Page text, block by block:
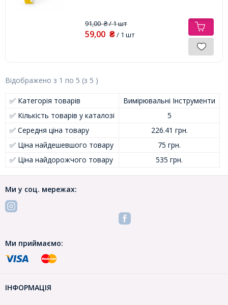
91,00₴/ 1 шт
59,00 ₴/ 1 шт
Відображено з 1 по 5 (з 5 )
✅ Категорія товарів
Вимірювальні Інструменти
✅ Кількість товарів у каталозі
5
✅ Середня ціна товару
226.41 грн.
✅ Ціна найдешевшого товару
75 грн.
✅ Ціна найдорожчого товару
535 грн.
Ми у соц. мережах:
Ми приймаємо:
ІНФОРМАЦІЯ